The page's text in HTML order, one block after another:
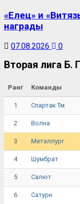
«Елец» и
награды
07.08.2026 0
Вторая лига Б.
Ранг Команды
1 Спартак Тм
2 Волна
3 Металлург
4 Шумбрат
5 Салют
6 Сатурн